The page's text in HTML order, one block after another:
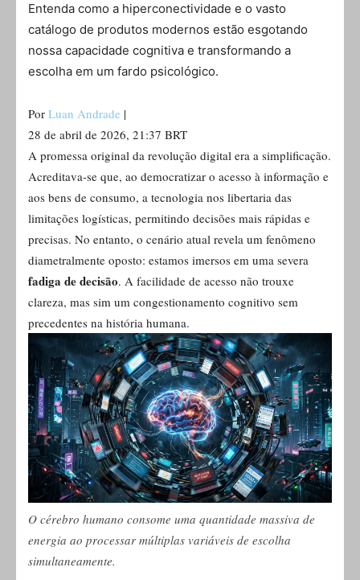
Entenda como a hiperconectividade e o vasto
catálogo de produtos modernos estão esgotando
nossa capacidade cognitiva e transformando a
escolha em um fardo psicológico.
Por Luan Andrade |
28 de abril de 2026, 21:37 BRT
A promessa original da revolução digital era a simplificação.
Acreditava-se que, ao democratizar o acesso à informação e
aos bens de consumo, a tecnologia nos libertaria das
limitações logísticas, permitindo decisões mais rápidas e
precisas. No entanto, o cenário atual revela um fenômeno
diametralmente oposto: estamos imersos em uma severa
fadiga de decisão. A facilidade de acesso não trouxe
clareza, mas sim um congestionamento cognitivo sem
precedentes na história humana.
O cérebro humano consome uma quantidade massiva de
energia ao processar múltiplas variáveis de escolha
simultaneamente.